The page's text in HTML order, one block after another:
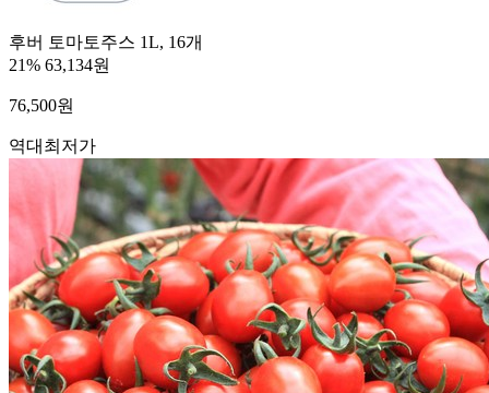
후버 토마토주스 1L, 16개
21% 63,134원
76,500원
역대최저가